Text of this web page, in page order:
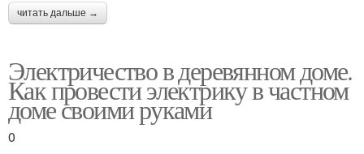
читать дальше →
Электричество в деревянном доме.
Как провести электрику в частном
доме своими руками
0